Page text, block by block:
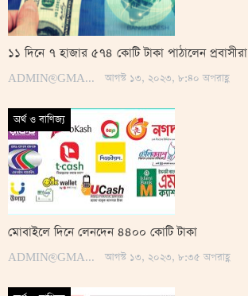
১১ দিনে ৭ হাজার ৫৭৪ কোটি টাকা পাঠালেন প্রবাসীরা
ADMIN@GMAIL.COM আগস্ট ১৩, ২০২৩, ৮:৪০ অপরাহ্ণ
অর্থ ও বাণিজ্য
মোবাইলে দিনে লেনদেন ৪৪০০ কোটি টাকা
ADMIN@GMAIL.COM আগস্ট ১৩, ২০২৩, ৮:৩৫ অপরাহ্ণ